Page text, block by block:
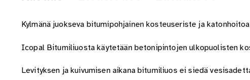
Kylmänä juokseva bitumipohjainen kosteuseriste ja
Icopal Bitumiliuosta käytetään betonipintojen ulkopuolisten
Levityksen ja kuivumisen aikana bitumiliuos ei siedä